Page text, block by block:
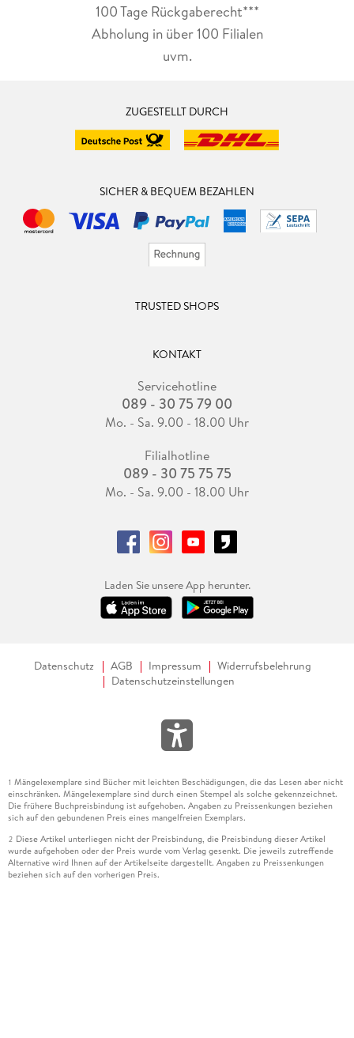
100 Tage Rückgaberecht***
Abholung in über 100 Filialen
uvm.
ZUGESTELLT DURCH
SICHER & BEQUEM BEZAHLEN
TRUSTED SHOPS
KONTAKT
Servicehotline
089 - 30 75 79 00
Mo. - Sa. 9.00 - 18.00 Uhr
Filialhotline
089 - 30 75 75 75
Mo. - Sa. 9.00 - 18.00 Uhr
Laden Sie unsere App herunter.
Datenschutz AGB Impressum
Widerrufsbelehrung
Datenschutzeinstellungen
1 Mängelexemplare sind Bücher mit leichten Beschädigungen, die das Lesen aber nicht
einschränken. Mängelexemplare sind durch einen Stempel als solche gekennzeichnet.
Die frühere Buchpreisbindung ist aufgehoben. Angaben zu Preissenkungen beziehen
sich auf den gebundenen Preis eines mangelfreien Exemplars.
2 Diese Artikel unterliegen nicht der Preisbindung, die Preisbindung dieser Artikel
wurde aufgehoben oder der Preis wurde vom Verlag gesenkt. Die jeweils zutreffende
Alternative wird Ihnen auf der Artikelseite dargestellt. Angaben zu Preissenkungen
beziehen sich auf den vorherigen Preis.